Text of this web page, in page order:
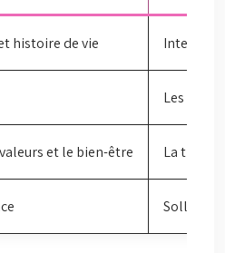
histoire de vie
Les
et le bien-être La
Solliciter